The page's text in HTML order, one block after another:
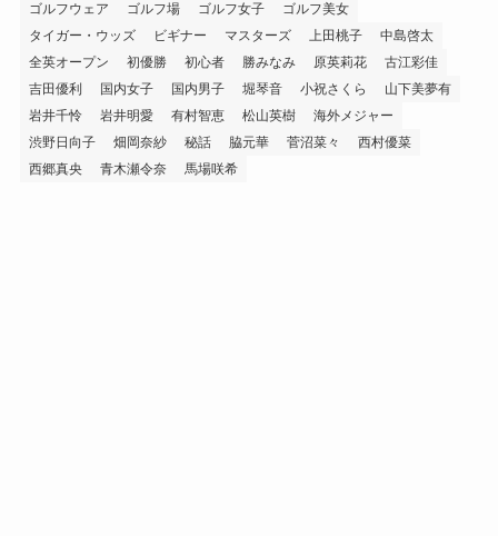
ゴルフウェア
ゴルフ場 ゴルフ女子
ゴルフ美女
タイガー・ウッズ
ビギナー マスターズ 上田桃子
中島啓太
全英オープン
初優勝 初心者 勝みなみ 原英莉花
古江彩佳
吉田優利
国内女子 国内男子 堀琴音 小祝さくら
山下美夢有
岩井千怜
岩井明愛 有村智恵 松山英樹
海外メジャー
渋野日向子
畑岡奈紗 秘話 脇元華 菅沼菜々
西村優菜
西郷真央
青木瀬令奈 馬場咲希